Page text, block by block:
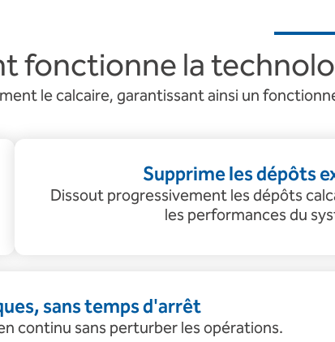
fonctionne la
le calcaire, garantissant ainsi un
Supprime les dépôts
Dissout progressivement les dépôts
les performances du
sans temps d'arrêt
continu sans perturber les opérations.